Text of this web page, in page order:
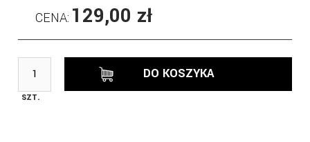
CENA: 129,00 zł
SZT.
DO KOSZYKA